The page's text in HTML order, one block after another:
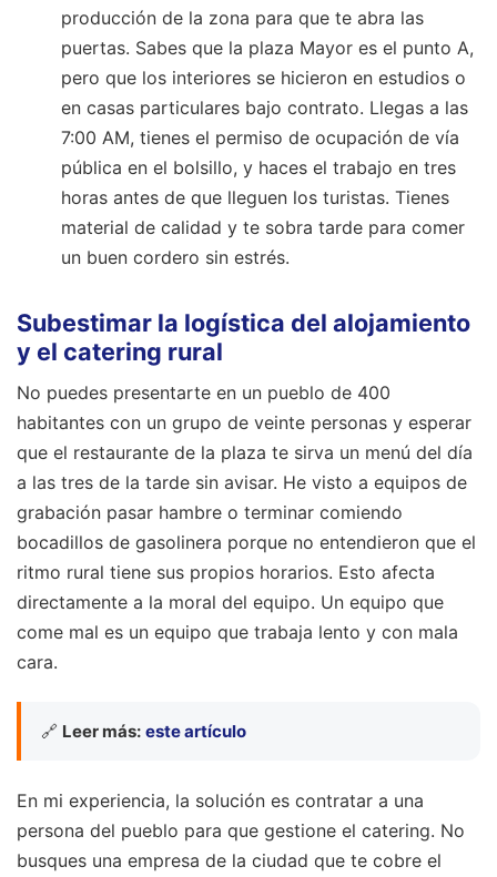
producción de la zona para que te abra las
puertas. Sabes que la plaza Mayor es el punto A,
pero que los interiores se hicieron en estudios o
en casas particulares bajo contrato. Llegas a las
7:00 AM, tienes el permiso de ocupación de vía
pública en el bolsillo, y haces el trabajo en tres
horas antes de que lleguen los turistas. Tienes
material de calidad y te sobra tarde para comer
un buen cordero sin estrés.
Subestimar la logística del alojamiento
y el catering rural
No puedes presentarte en un pueblo de 400
habitantes con un grupo de veinte personas y esperar
que el restaurante de la plaza te sirva un menú del día
a las tres de la tarde sin avisar. He visto a equipos de
grabación pasar hambre o terminar comiendo
bocadillos de gasolinera porque no entendieron que el
ritmo rural tiene sus propios horarios. Esto afecta
directamente a la moral del equipo. Un equipo que
come mal es un equipo que trabaja lento y con mala
cara.
🔗 Leer más: este artículo
En mi experiencia, la solución es contratar a una
persona del pueblo para que gestione el catering. No
busques una empresa de la ciudad que te cobre el